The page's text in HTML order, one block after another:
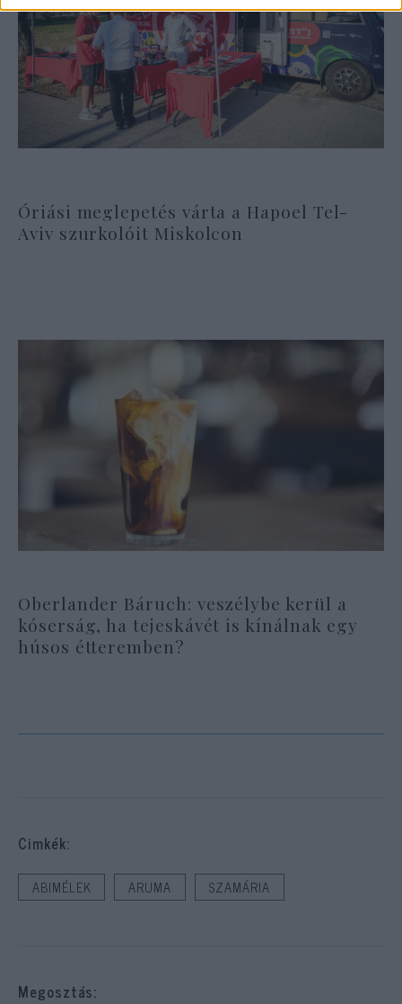
Óriási meglepetés várta a Hapoel Tel-
Aviv szurkolóit Miskolcon
Oberlander Báruch: veszélybe kerül a
kóserság, ha tejeskávét is kínálnak egy
húsos étteremben?
Cimkék:
ABIMÉLEK ARUMA SZAMÁRIA
Megosztás: